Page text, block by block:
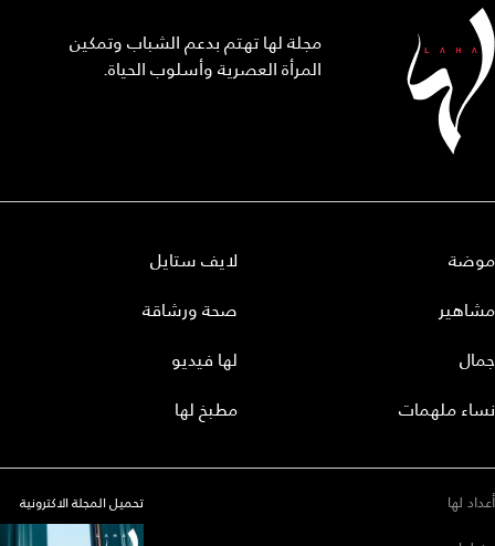
مجلة لها تهتم بدعم الشباب وتمكين
المرأة العصرية وأسلوب الحياة.
موضة
مشاهير
جمال
نساء ملهمات
لايف ستايل
صحة ورشاقة
لها فيديو
مطبخ لها
أعداد لها
تحميل المجلة الاكترونية